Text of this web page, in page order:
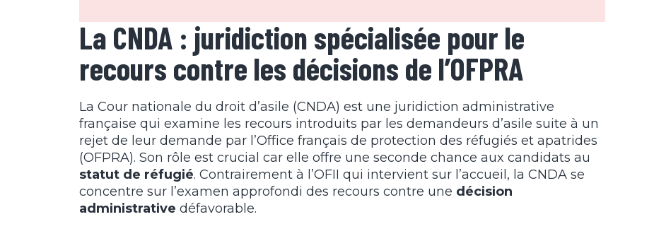
La CNDA : juridiction spécialisée pour le
recours contre les décisions de l’OFPRA
La Cour nationale du droit d’asile (CNDA) est une juridiction administrative
française qui examine les recours introduits par les demandeurs d’asile suite à un
rejet de leur demande par l’Office français de protection des réfugiés et apatrides
(OFPRA). Son rôle est crucial car elle offre une seconde chance aux candidats au
statut de réfugié. Contrairement à l’OFII qui intervient sur l’accueil, la CNDA se
concentre sur l’examen approfondi des recours contre une décision
administrative défavorable.